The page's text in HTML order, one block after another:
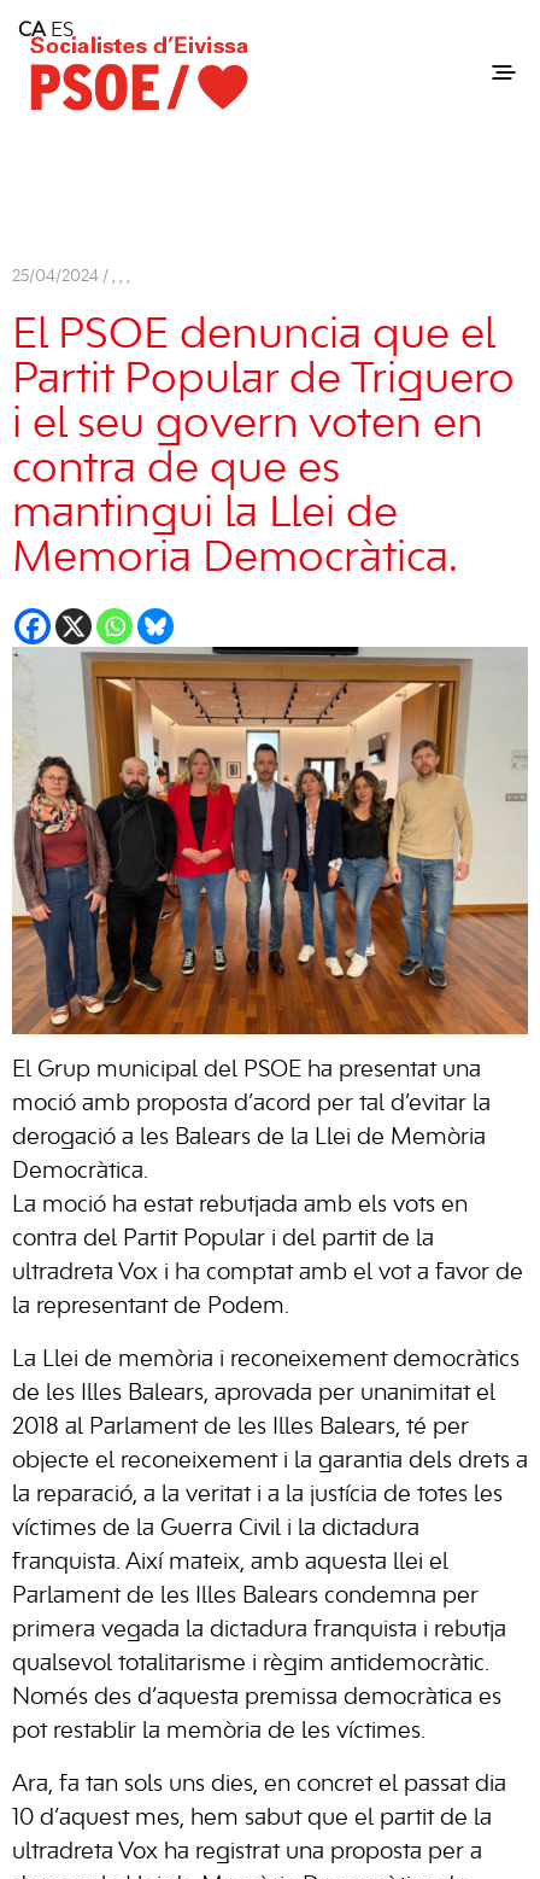
Consell Insular d'Eivissa
Services
Contact
25/04/2024 / , , ,
El PSOE denuncia que el
Partit Popular de Triguero
i el seu govern voten en
contra de que es
mantingui la Llei de
Memoria Democràtica.
El Grup municipal del PSOE ha presentat una
moció amb proposta d’acord per tal d’evitar la
derogació a les Balears de la Llei de Memòria
Democràtica.
La moció ha estat rebutjada amb els vots en
contra del Partit Popular i del partit de la
ultradreta Vox i ha comptat amb el vot a favor de
la representant de Podem.
La Llei de memòria i reconeixement democràtics
de les Illes Balears, aprovada per unanimitat el
2018 al Parlament de les Illes Balears, té per
objecte el reconeixement i la garantia dels drets a
la reparació, a la veritat i a la justícia de totes les
víctimes de la Guerra Civil i la dictadura
franquista. Així mateix, amb aquesta llei el
Parlament de les Illes Balears condemna per
primera vegada la dictadura franquista i rebutja
qualsevol totalitarisme i règim antidemocràtic.
Només des d’aquesta premissa democràtica es
pot restablir la memòria de les víctimes.
Ara, fa tan sols uns dies, en concret el passat dia
10 d’aquest mes, hem sabut que el partit de la
ultradreta Vox ha registrat una proposta per a
CA ES